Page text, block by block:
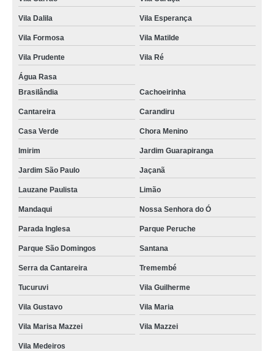
Vila Dalila Vila Esperança
Vila Formosa Vila Matilde
Vila Prudente Vila Ré
Água Rasa
Brasilândia
Cachoeirinha
Cantareira Carandiru
Casa Verde Chora Menino
Imirim Jardim Guarapiranga
Jardim São Paulo Jaçanã
Lauzane Paulista Limão
Mandaqui Nossa Senhora do Ó
Parada Inglesa Parque Peruche
Parque São Domingos Santana
Serra da Cantareira Tremembé
Tucuruvi Vila Guilherme
Vila Gustavo Vila Maria
Vila Marisa Mazzei Vila Mazzei
Vila Medeiros